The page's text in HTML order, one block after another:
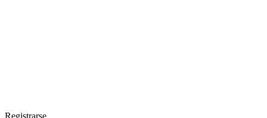
Registrarse